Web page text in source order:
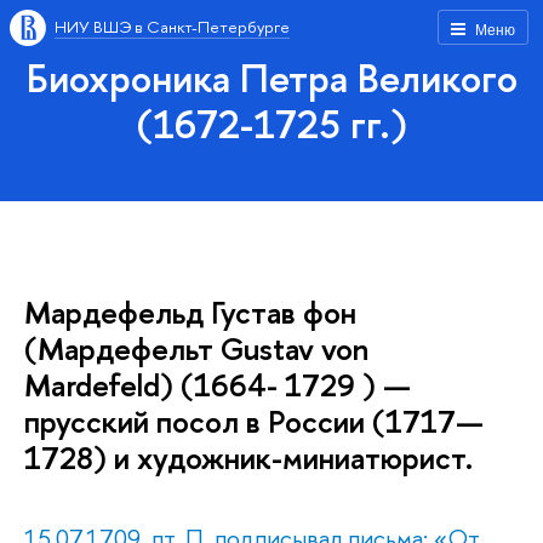
Меню
НИУ ВШЭ в Санкт-Петербурге
Биохроника Петра Великого
(1672-1725 гг.)
Мардефельд Густав фон
(Мардефельт Gustav von
Mardefeld) (1664- 1729 ) —
прусский посол в России (1717—
1728) и художник-миниатюрист.